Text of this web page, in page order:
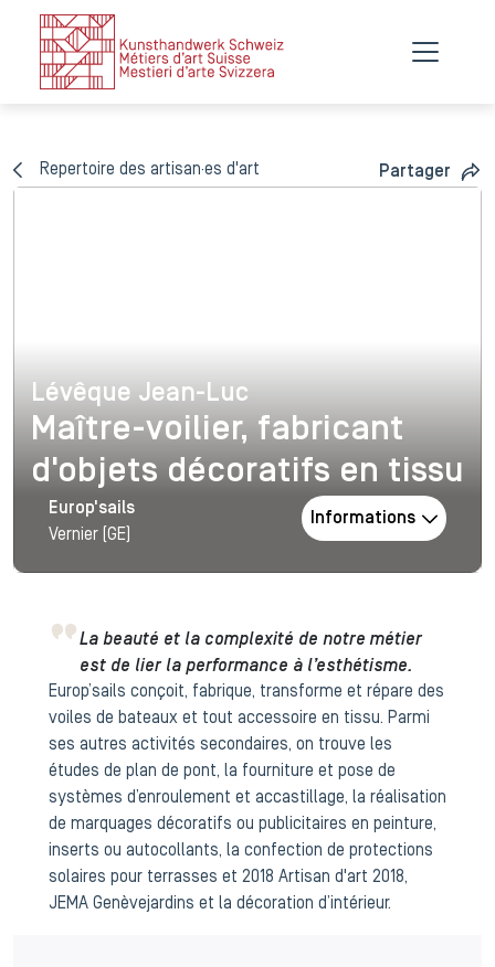
Repertoire des artisan·es d'art Partager
Lévêque Jean-Luc
Lévêque Jean-Luc
Maître-voilier, fabricant
d'objets décoratifs en tissu
Europ'sails
Vernier (GE)
Informations
La beauté et la complexité de notre métier
est de lier la performance à l’esthétisme.
Europ’sails conçoit, fabrique, transforme et répare des
voiles de bateaux et tout accessoire en tissu. Parmi
ses autres activités secondaires, on trouve les
études de plan de pont, la fourniture et pose de
systèmes d’enroulement et accastillage, la réalisation
de marquages décoratifs ou publicitaires en peinture,
inserts ou autocollants, la confection de protections
solaires pour terrasses et 2018 Artisan d'art 2018,
JEMA Genèvejardins et la décoration d’intérieur.